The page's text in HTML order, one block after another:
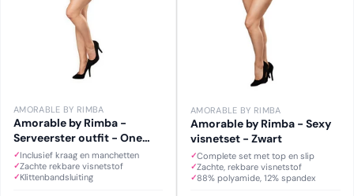
AMORABLE BY RIMBA
Amorable by Rimba -
Serveerster outfit - One
Size - Zwart, Wit
Inclusief kraag en manchetten
Zachte rekbare visnetstof
Klittenbandsluiting
AMORABLE BY RIMBA
Amorable by Rimba - Sexy
visnetset - Zwart
Complete set met top en slip
Zachte, rekbare visnetstof
88% polyamide, 12% spandex